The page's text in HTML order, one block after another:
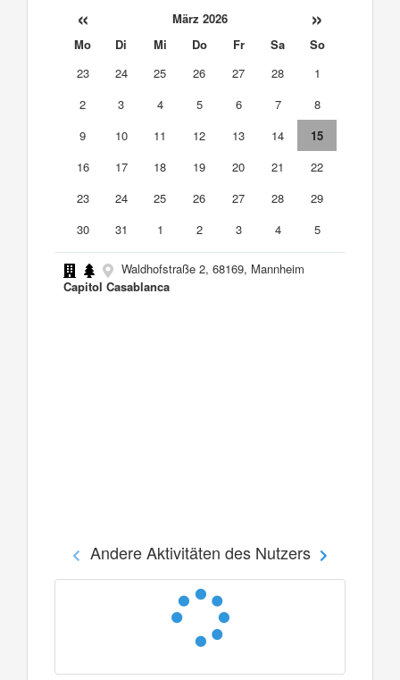
« März 2026 »
Mo Di Mi Do Fr Sa
So
23
24 25 26 27 28
1
2
3 4 5 6 7
8
9
10 11 12 13 14
15
16
17 18 19 20 21
22
23
24 25 26 27 28
29
30
31 1 2 3 4 5
Waldhofstraße 2, 68169, Mannheim
Capitol Casablanca
Andere Aktivitäten des Nutzers